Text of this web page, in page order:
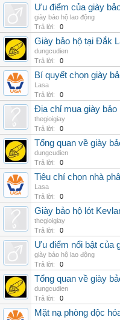
Ưu điểm của giày
giày bảo hộ lao động
Trả lời:
0
Giày bảo hộ tại Đắk
dungcudien
Trả lời:
0
Bí quyết chọn giày
Lasa
Trả lời:
0
Địa chỉ mua giày bảo
thegioigiay
Trả lời:
0
Tổng quan về giày
dungcudien
Trả lời:
0
Tiêu chí chọn nhà
Lasa
Trả lời:
0
Giày bảo hộ lót
thegioigiay
Trả lời:
0
Ưu điểm nổi bật của
giày bảo hộ lao động
Trả lời:
0
Tổng quan về giày
dungcudien
Trả lời:
0
Mặt nạ phòng độc